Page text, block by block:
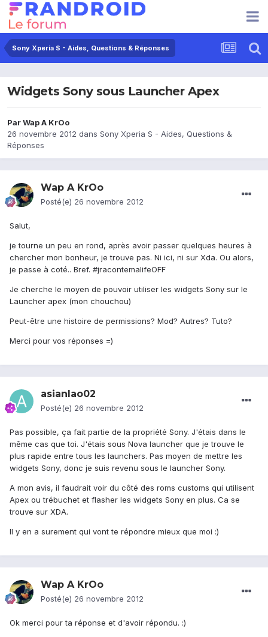
Sony Xperia S - Aides, Questions & Réponses
Widgets Sony sous Launcher Apex
ParWap A KrOo
26 novembre 2012 dans Sony Xperia S - Aides, Questions &
Réponses
Wap A KrOo
Posté(e) 26 novembre 2012
Salut,
je tourne un peu en rond, après avoir passer quelques heures à
chercher mon bonheur, je trouve pas. Ni ici, ni sur Xda. Ou alors,
je passe à coté.. Bref. #jracontemalifeOFF
Je cherche le moyen de pouvoir utiliser les widgets Sony sur le
Launcher apex (mon chouchou)
Peut-être une histoire de permissions? Mod? Autres? Tuto?
Merci pour vos réponses =)
asianlao02
Posté(e) 26 novembre 2012
Pas possible, ça fait partie de la propriété Sony. J'étais dans le
même cas que toi. J'étais sous Nova launcher que je trouve le
plus rapide entre tous les launchers. Pas moyen de mettre les
widgets Sony, donc je suis revenu sous le launcher Sony.
A mon avis, il faudrait voir du côté des roms customs qui utilisent
Apex ou trébuchet et flasher les widgets Sony en plus. Ca se
trouve sur XDA.
Il y en a surement qui vont te répondre mieux que moi :)
Wap A KrOo
Posté(e) 26 novembre 2012
Ok merci pour ta réponse et d'avoir répondu. :)